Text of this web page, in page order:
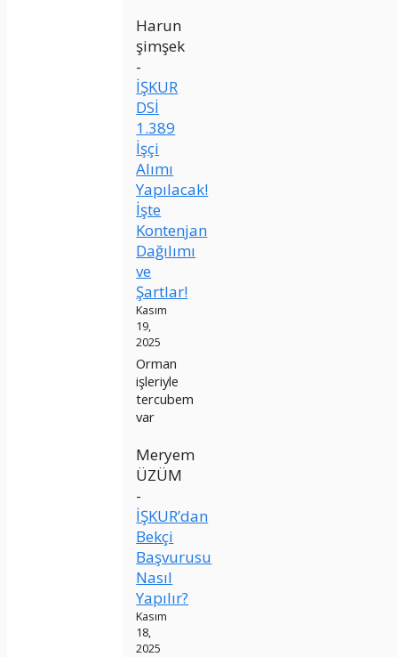
Harun
şimşek
-
İŞKUR
DSİ
1.389
İşçi
Alımı
Yapılacak!
İşte
Kontenjan
Dağılımı
ve
Şartlar!
Kasım
19,
2025
Orman
işleriyle
tercubem
var
Meryem
ÜZÜM
-
İŞKUR’dan
Bekçi
Başvurusu
Nasıl
Yapılır?
Kasım
18,
2025